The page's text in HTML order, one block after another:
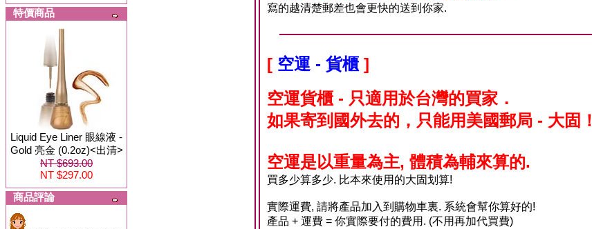
特價商品
Liquid Eye Liner 眼線液 -
Gold 亮金 (0.2oz)<出清>
NT $693.00
NT $297.00
商品評論
寫的越清楚郵差也會更快的送到你家.
[ 空運 - 貨櫃]
空運貨櫃 - 只適用於台灣的買家．
如果寄到國外去的，只能用美國郵局 - 大固！
空運是以重量為主, 體積為輔來算的.
買多少算多少. 比本來使用的大固划算!
實際運費, 請將產品加入到購物車裏. 系統會幫你算好的!
產品 + 運費 = 你實際要付的費用. (不用再加代買費)